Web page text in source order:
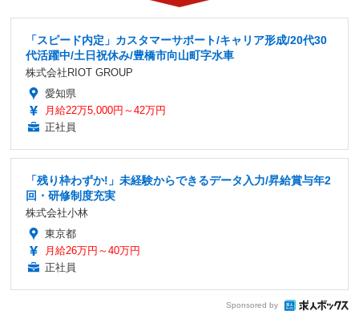
「スピード内定」カスタマーサポート/キャリア形成/20代30
代活躍中/土日祝休み/豊橋市向山町字水車
株式会社RIOT GROUP
愛知県
月給22万5,000円～42万円
正社員
「残り枠わずか!」未経験からできるデータ入力/昇給賞与年2
回・研修制度充実
株式会社小林
東京都
月給26万円～40万円
正社員
Sponsored by